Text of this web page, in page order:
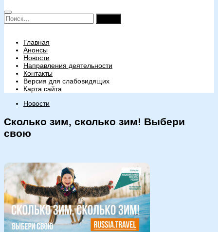
Найти:
Главная
Анонсы
Новости
Направления деятельности
Контакты
Версия для слабовидящих
Карта сайта
Новости
Сколько зим, сколько зим! Выбери
свою